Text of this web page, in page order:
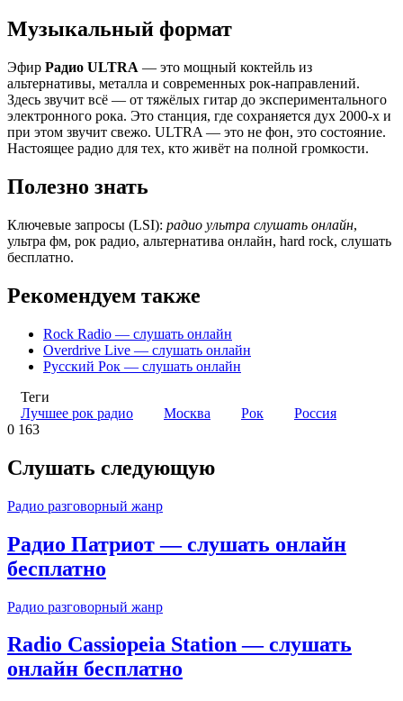
Музыкальный формат
Эфир Радио ULTRA — это мощный коктейль из
альтернативы, металла и современных рок-направлений.
Здесь звучит всё — от тяжёлых гитар до экспериментального
электронного рока. Это станция, где сохраняется дух 2000-х и
при этом звучит свежо. ULTRA — это не фон, это состояние.
Настоящее радио для тех, кто живёт на полной громкости.
Полезно знать
Ключевые запросы (LSI): радио ультра слушать онлайн,
ультра фм, рок радио, альтернатива онлайн, hard rock, слушать
бесплатно.
Рекомендуем также
Rock Radio — слушать онлайн
Overdrive Live — слушать онлайн
Русский Рок — слушать онлайн
Теги
Лучшее рок радио
Москва Рок
Россия
0 163
Слушать следующую
Радио разговорный жанр
Радио Патриот — слушать онлайн
бесплатно
Радио разговорный жанр
Radio Cassiopeia Station — слушать
онлайн бесплатно